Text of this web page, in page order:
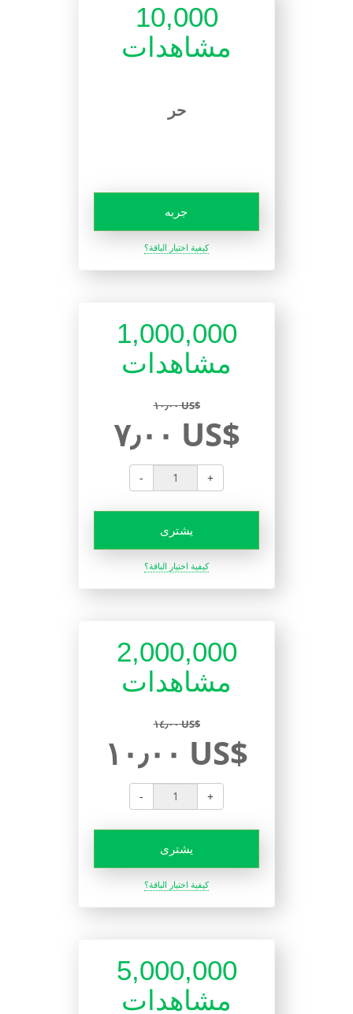
10,000
مشاهدات
حر
جربه
كيفية اختيار الباقة؟
1,000,000
مشاهدات
١٠٫٠٠ US$
٧٫٠٠ US$
- +
يشترى
كيفية اختيار الباقة؟
2,000,000
مشاهدات
١٤٫٠٠ US$
١٠٫٠٠ US$
- +
يشترى
كيفية اختيار الباقة؟
5,000,000
مشاهدات